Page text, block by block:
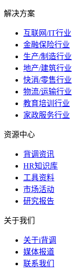
解决方案
互联网/IT行业
金融保险行业
生产/制造行业
地产/建筑行业
快消/零售行业
物流/运输行业
教育培训行业
家政服务行业
资源中心
背调资讯
HR知识库
工具资料
市场活动
研究报告
关于我们
关于i背调
媒体报道
联系我们